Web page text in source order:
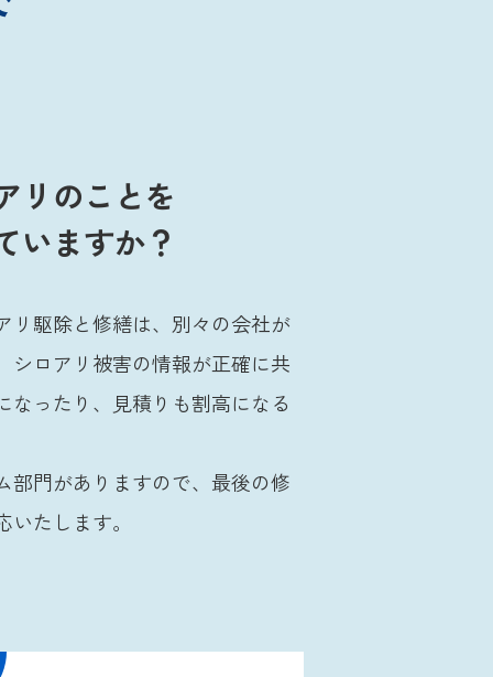
リのことを
いますか？
リ駆除と修繕は、別々の会社が
シロアリ被害の情報が正確に共
なったり、見積りも割高になる
部門がありますので、最後の修
たします。